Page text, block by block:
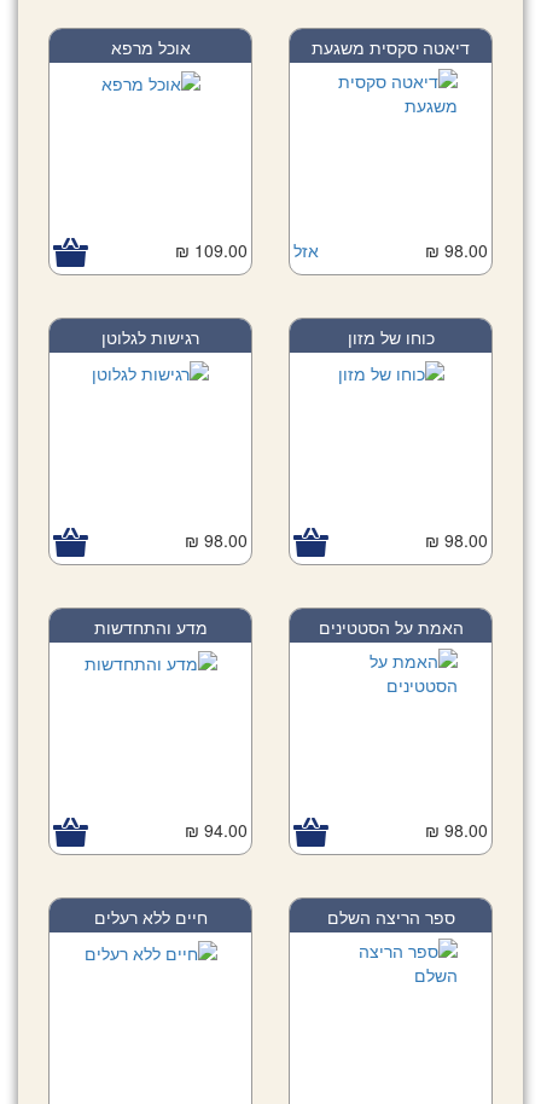
דיאטה סקסית משגעת
אזל 98.00 ₪
אוכל מרפא
109.00 ₪
כוחו של מזון
98.00 ₪
רגישות לגלוטן
98.00 ₪
האמת על הסטטינים
98.00 ₪
מדע והתחדשות
94.00 ₪
ספר הריצה השלם חיים ללא רעלים